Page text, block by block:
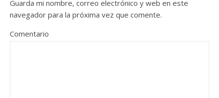
Guarda mi nombre, correo electrónico y web en este
navegador para la próxima vez que comente.
Comentario